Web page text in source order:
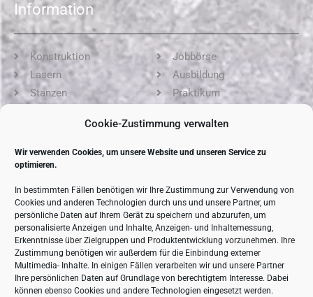
Cookie-Zustimmung verwalten
Wir verwenden Cookies, um unsere Website und unseren Service zu
optimieren.
In bestimmten Fällen benötigen wir Ihre Zustimmung zur Verwendung von
Cookies und anderen Technologien durch uns und unsere Partner, um
persönliche Daten auf Ihrem Gerät zu speichern und abzurufen, um
personalisierte Anzeigen und Inhalte, Anzeigen- und Inhaltemessung,
Erkenntnisse über Zielgruppen und Produktentwicklung vorzunehmen. Ihre
Zustimmung benötigen wir außerdem für die Einbindung externer
Multimedia- Inhalte. In einigen Fällen verarbeiten wir und unsere Partner
Ihre persönlichen Daten auf Grundlage von berechtigtem Interesse. Dabei
können ebenso Cookies und andere Technologien eingesetzt werden.
Information
Konstruktion
Lasern
Stanzen
Oberfläche
Montage
Spezialisten
Jobbörse
Ausbildung
Praktikum
Impressum
Datenschutz
Kontaktdaten
Straße der DSF 52 in 19071 Brüsewitz
+49 38874 50-0